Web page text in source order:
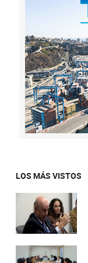
LOS MÁS VISTOS